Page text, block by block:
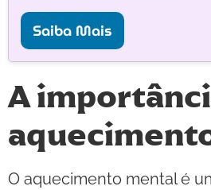
Saiba Mais
A
O aquecimento mental é